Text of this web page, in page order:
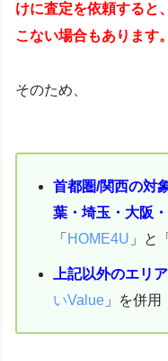
けに査定を依頼すると
こない場合もあります。
そのため、
首都圏/関西の対
葉・埼玉・大阪
「 HOME4U 」と「
上記以外のエリア
いValue 」を併用